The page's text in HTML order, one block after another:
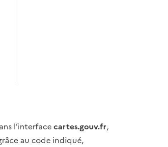
l’interfacecartes.gouv.fr,
au code indiqué,